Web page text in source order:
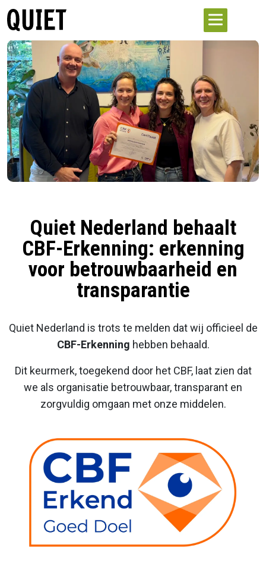
Quiet Nederland behaalt
CBF-Erkenning: erkenning
voor betrouwbaarheid en
transparantie
Quiet Nederland is trots te melden dat wij officieel de
CBF-Erkenning hebben behaald.
Dit keurmerk, toegekend door het CBF, laat zien dat
we als organisatie betrouwbaar, transparant en
zorgvuldig omgaan met onze middelen.